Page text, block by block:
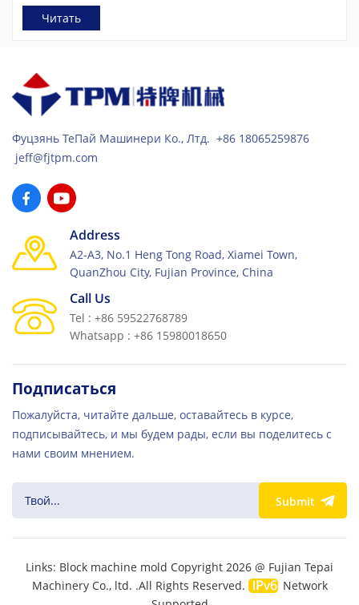
Читать
Фуцзянь ТеПай Машинери Ко., Лтд. +86 18065259876
jeff@fjtpm.com
Address
A2-A3, No.1 Heng Tong Road, Xiamei Town,
QuanZhou City, Fujian Province, China
Call Us
Tel : +86 59522768789
Whatsapp : +86 15980018650
Подписаться
Пожалуйста, читайте дальше, оставайтесь в курсе,
подписывайтесь, и мы будем рады, если вы поделитесь с
нами своим мнением.
Submit
Links: Block machine mold Copyright 2026 @ Fujian Tepai
Machinery Co., ltd. .All Rights Reserved.
Network